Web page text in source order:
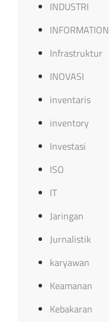
INDUSTRI
INFORMATION
Infrastruktur
INOVASI
inventaris
inventory
Investasi
ISO
IT
Jaringan
Jurnalistik
karyawan
Keamanan
Kebakaran